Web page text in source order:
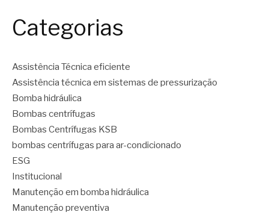
Categorias
Assistência Técnica eficiente
Assistência técnica em sistemas de pressurização
Bomba hidráulica
Bombas centrífugas
Bombas Centrífugas KSB
bombas centrífugas para ar-condicionado
ESG
Institucional
Manutenção em bomba hidráulica
Manutenção preventiva